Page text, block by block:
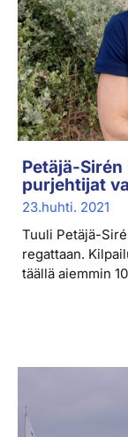
Petäjä-
purjehtijat
23.huhti. 2021
Tuuli Petäjä-
regattaan.
täällä aiemmin